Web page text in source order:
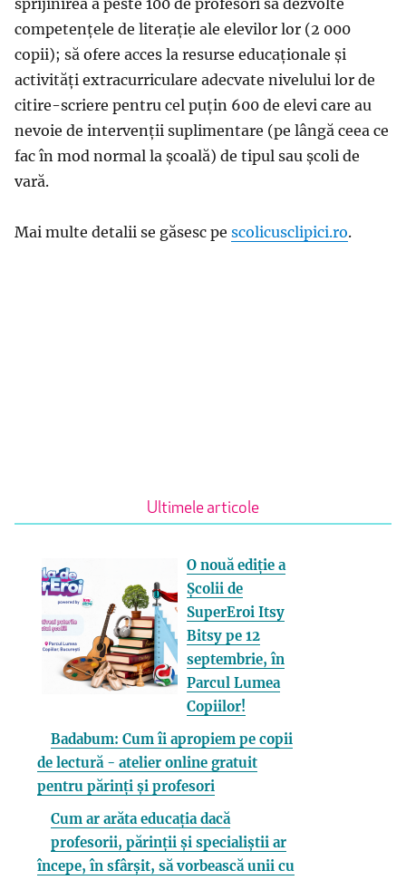
sprijinirea a peste 100 de profesori să dezvolte
competențele de literație ale elevilor lor (2 000
copii); să ofere acces la resurse educaționale și
activități extracurriculare adecvate nivelului lor de
citire-scriere pentru cel puțin 600 de elevi care au
nevoie de intervenții suplimentare (pe lângă ceea ce
fac în mod normal la școală) de tipul sau școli de
vară.
Mai multe detalii se găsesc pe scolicusclipici.ro.
Ultimele articole
O nouă ediție a
Școlii de
SuperEroi Itsy
Bitsy pe 12
septembrie, în
Parcul Lumea
Copiilor!
Badabum: Cum îi apropiem pe copii
de lectură - atelier online gratuit
pentru părinți și profesori
Cum ar arăta educația dacă
profesorii, părinții și specialiștii ar
începe, în sfârșit, să vorbească unii cu